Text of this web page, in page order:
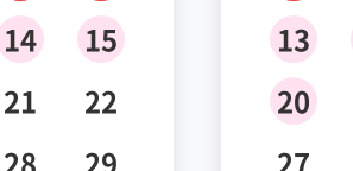
14
15
21
22
28
29
13
20
27